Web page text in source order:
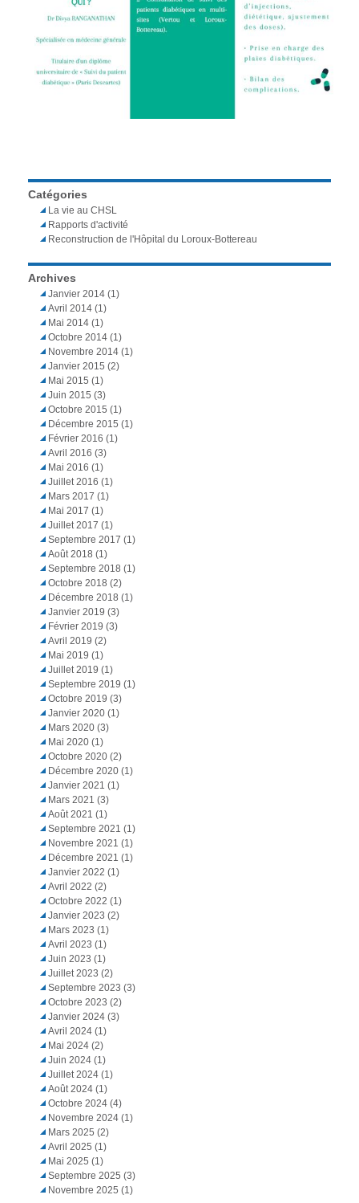
Catégories
La vie au CHSL
Rapports d'activité
Reconstruction de l'Hôpital du Loroux-Bottereau
Archives
Janvier 2014 (1)
Avril 2014 (1)
Mai 2014 (1)
Octobre 2014 (1)
Novembre 2014 (1)
Janvier 2015 (2)
Mai 2015 (1)
Juin 2015 (3)
Octobre 2015 (1)
Décembre 2015 (1)
Février 2016 (1)
Avril 2016 (3)
Mai 2016 (1)
Juillet 2016 (1)
Mars 2017 (1)
Mai 2017 (1)
Juillet 2017 (1)
Septembre 2017 (1)
Août 2018 (1)
Septembre 2018 (1)
Octobre 2018 (2)
Décembre 2018 (1)
Janvier 2019 (3)
Février 2019 (3)
Avril 2019 (2)
Mai 2019 (1)
Juillet 2019 (1)
Septembre 2019 (1)
Octobre 2019 (3)
Janvier 2020 (1)
Mars 2020 (3)
Mai 2020 (1)
Octobre 2020 (2)
Décembre 2020 (1)
Janvier 2021 (1)
Mars 2021 (3)
Août 2021 (1)
Septembre 2021 (1)
Novembre 2021 (1)
Décembre 2021 (1)
Janvier 2022 (1)
Avril 2022 (2)
Octobre 2022 (1)
Janvier 2023 (2)
Mars 2023 (1)
Avril 2023 (1)
Juin 2023 (1)
Juillet 2023 (2)
Septembre 2023 (3)
Octobre 2023 (2)
Janvier 2024 (3)
Avril 2024 (1)
Mai 2024 (2)
Juin 2024 (1)
Juillet 2024 (1)
Août 2024 (1)
Octobre 2024 (4)
Novembre 2024 (1)
Mars 2025 (2)
Avril 2025 (1)
Mai 2025 (1)
Septembre 2025 (3)
Novembre 2025 (1)